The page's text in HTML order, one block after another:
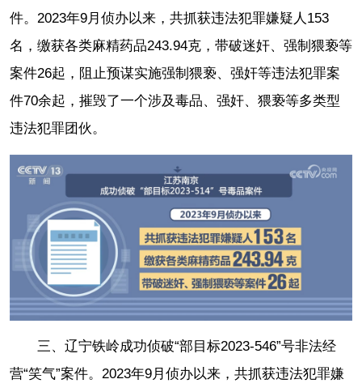
件。2023年9月侦办以来，共抓获违法犯罪嫌疑人153
名，缴获各类麻精药品243.94克，带破迷奸、强制猥亵等
案件26起，阻止预谋实施强制猥亵、强奸等违法犯罪案
件70余起，摧毁了一个涉及毒品、强奸、猥亵等多类型
违法犯罪团伙。
三、辽宁铁岭成功侦破“部目标2023-546”号非法经
营“笑气”案件。2023年9月侦办以来，共抓获违法犯罪嫌